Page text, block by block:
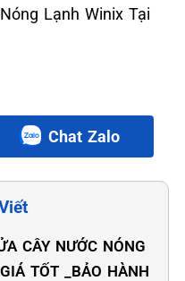
Lạnh Winix Tại
Chat Zalo
CÂY NƯỚC NÓNG
TỐT _BẢO HÀNH